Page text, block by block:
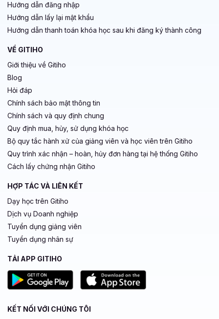
Hướng dẫn đăng nhập
Hướng dẫn lấy lại mật khẩu
Hướng dẫn thanh toán khóa học sau khi đăng ký thành công
VỀ GITIHO
Giới thiệu về Gitiho
Blog
Hỏi đáp
Chính sách bảo mật thông tin
Chính sách và quy định chung
Quy định mua, hủy, sử dụng khóa học
Bộ quy tắc hành xử của giảng viên và học viên trên Gitiho
Quy trình xác nhận – hoàn, hủy đơn hàng tại hệ thống Gitiho
Cách lấy chứng nhận Gitiho
HỢP TÁC VÀ LIÊN KẾT
Dạy học trên Gitiho
Dịch vụ Doanh nghiệp
Tuyển dụng giảng viên
Tuyển dụng nhân sự
TẢI APP GITIHO
KẾT NỐI VỚI CHÚNG TÔI